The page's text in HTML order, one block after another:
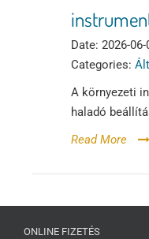
Date: 2026-06-
Categories:
A környezeti
haladó
Read More
ONLINE FIZETÉS